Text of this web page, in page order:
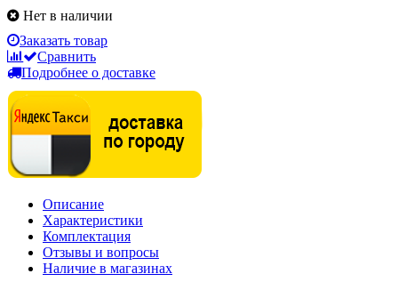
Нет в наличии
Заказать товар
Сравнить
Подробнее о доставке
Описание
Характеристики
Комплектация
Отзывы и вопросы
Наличие в магазинах